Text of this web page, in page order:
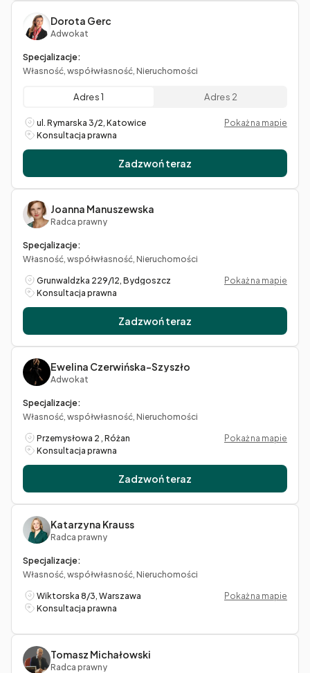
Dorota Gerc
Adwokat
Specjalizacje:
Własność, współwłasność, Nieruchomości
Adres 1 Adres 2
ul. Rymarska 3/2, Katowice
Pokaż na mapie
Konsultacja prawna
Zadzwoń teraz
Joanna Manuszewska
Radca prawny
Specjalizacje:
Własność, współwłasność, Nieruchomości
Grunwaldzka 229/12, Bydgoszcz
Pokaż na mapie
Konsultacja prawna
Zadzwoń teraz
Ewelina Czerwińska-Szyszło
Adwokat
Specjalizacje:
Własność, współwłasność, Nieruchomości
Przemysłowa 2 , Różan
Pokaż na mapie
Konsultacja prawna
Zadzwoń teraz
Katarzyna Krauss
Radca prawny
Specjalizacje:
Własność, współwłasność, Nieruchomości
Wiktorska 8/3, Warszawa
Pokaż na mapie
Konsultacja prawna
Tomasz Michałowski
Radca prawny